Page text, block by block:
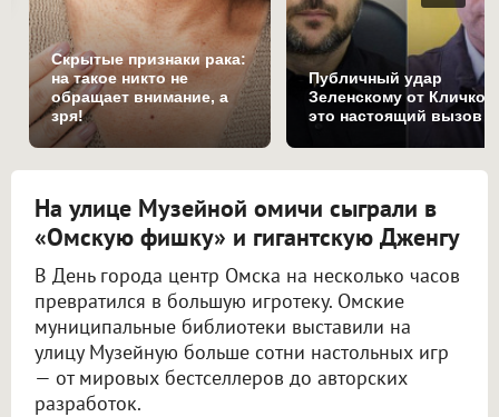
Скрытые признаки рака:
на такое никто не
обращает внимание, а
зря!
Публичный удар
Зеленскому от Кличко:
это настоящий вызов
На улице Музейной омичи сыграли в
«Омскую фишку» и гигантскую Дженгу
В День города центр Омска на несколько часов
превратился в большую игротеку. Омские
муниципальные библиотеки выставили на
улицу Музейную больше сотни настольных игр
— от мировых бестселлеров до авторских
разработок.